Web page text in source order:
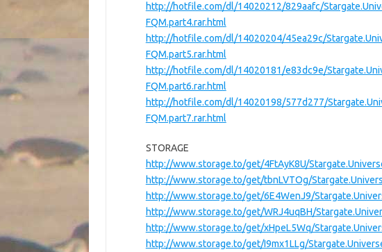
http://hotfile.com/dl/14020212/829aafc/
FQM.part4.rar.html
http://hotfile.com/dl/14020204/45ea29c/
FQM.part5.rar.html
http://hotfile.com/dl/14020181/e83dc9e/
FQM.part6.rar.html
http://hotfile.com/dl/14020198/577d277/
FQM.part7.rar.html
STORAGE
http://www.storage.to/get/4FtAyK8U/
http://www.storage.to/get/tbnLVTOg/
http://www.storage.to/get/6E4WenJ9/
http://www.storage.to/get/WRJ4uqBH/
http://www.storage.to/get/xHpeL5Wq/
http://www.storage.to/get/I9mx1LLg/